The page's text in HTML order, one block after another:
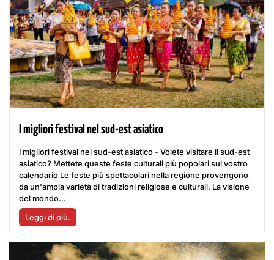
I migliori festival nel sud-est asiatico
I migliori festival nel sud-est asiatico - Volete visitare il sud-est
asiatico? Mettete queste feste culturali più popolari sul vostro
calendario Le feste più spettacolari nella regione provengono
da un'ampia varietà di tradizioni religiose e culturali. La visione
del mondo...
Leggi di più.